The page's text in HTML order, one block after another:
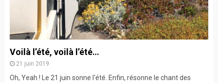
Voilà l’été, voilà l’été…
21 juin 2019
Oh, Yeah ! Le 21 juin sonne l'été. Enfin, résonne le chant des